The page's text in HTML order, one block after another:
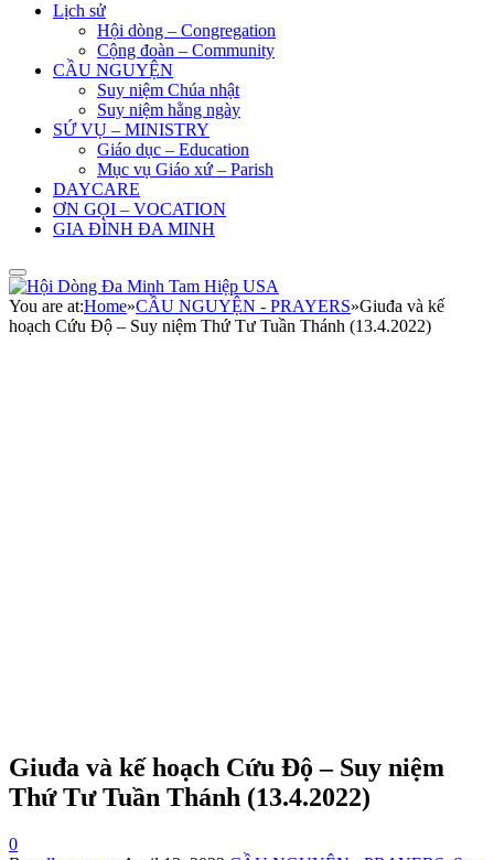
Lịch sử
Hội dòng – Congregation
Cộng đoàn – Community
CẦU NGUYỆN
Suy niệm Chúa nhật
Suy niệm hằng ngày
SỨ VỤ – MINISTRY
Giáo dục – Education
Mục vụ Giáo xứ – Parish
DAYCARE
ƠN GỌI – VOCATION
GIA ĐÌNH ĐA MINH
You are at:Home»CẦU NGUYỆN - PRAYERS»Giuđa và kế
hoạch Cứu Độ – Suy niệm Thứ Tư Tuần Thánh (13.4.2022)
Giuđa và kế hoạch Cứu Độ – Suy niệm
Thứ Tư Tuần Thánh (13.4.2022)
0